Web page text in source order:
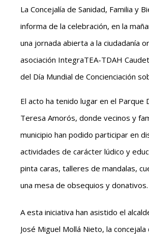
La Concejalía de Sanidad, Familia y
informa de la celebración, en la
una jornada abierta a la ciudadanía
asociación IntegraTEA-TDAH
del Día Mundial de Concienciación
El acto ha tenido lugar en el Parque
Teresa Amorós, donde vecinos y
municipio han podido participar en
actividades de carácter lúdico y
pinta caras, talleres de mandalas,
una mesa de obsequios y donativos.
A esta iniciativa han asistido el
José Miguel Mollá Nieto, la concejala